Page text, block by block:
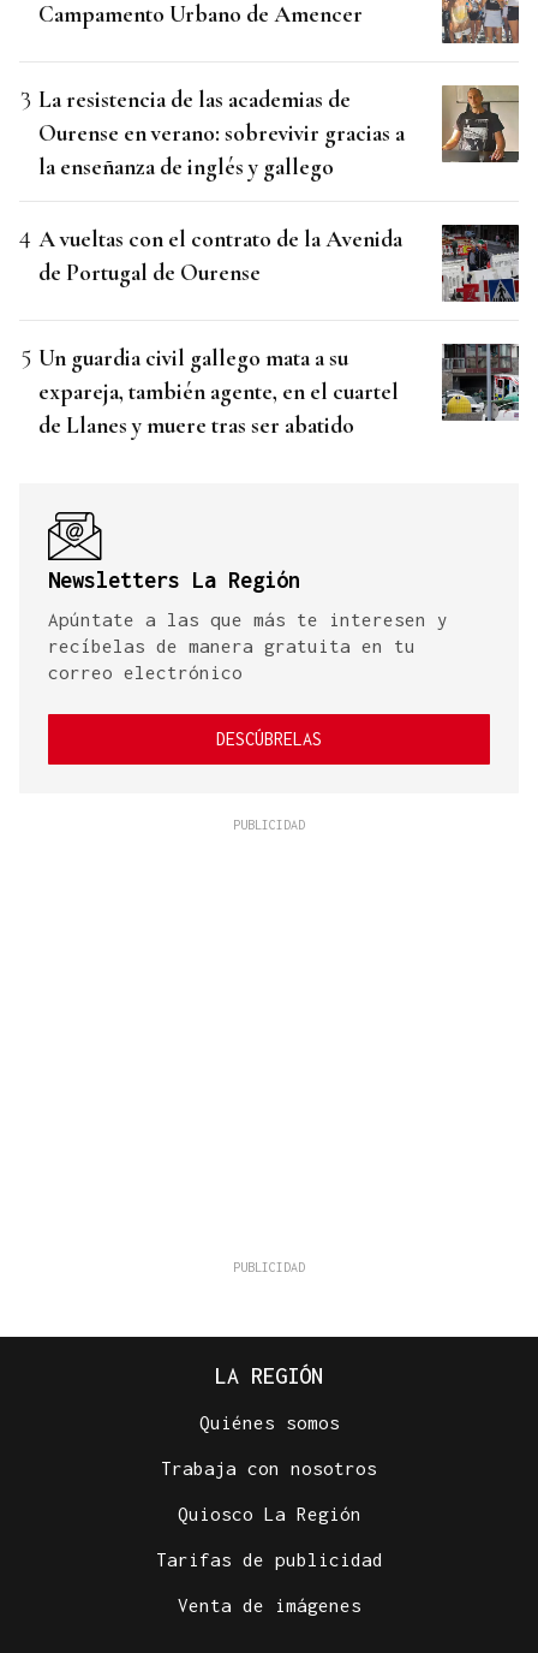
Campamento Urbano de Amencer
La resistencia de las academias de
Ourense en verano: sobrevivir gracias a
la enseñanza de inglés y gallego
A vueltas con el contrato de la Avenida
de Portugal de Ourense
Un guardia civil gallego mata a su
expareja, también agente, en el cuartel
de Llanes y muere tras ser abatido
Newsletters La Región
Apúntate a las que más te interesen y
recíbelas de manera gratuita en tu
correo electrónico
DESCÚBRELAS
LA REGIÓN
Quiénes somos
Trabaja con nosotros
Quiosco La Región
Tarifas de publicidad
Venta de imágenes